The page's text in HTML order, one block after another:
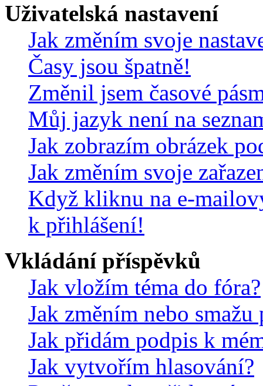
Uživatelská nastavení
Jak změním svoje
Časy jsou špatně!
Změnil jsem časové
Můj jazyk není na
Jak zobrazím obrázek
Jak změním svoje
Když kliknu na e-
k přihlášení!
Vkládání příspěvků
Jak vložím téma do fóra?
Jak změním nebo smažu
Jak přidám podpis k
Jak vytvořím hlasování?